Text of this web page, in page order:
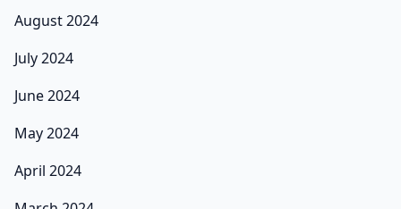
August 2024
July 2024
June 2024
May 2024
April 2024